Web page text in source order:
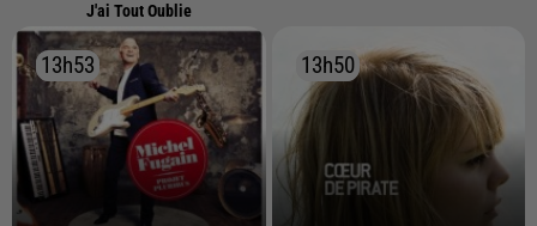
J'ai Tout Oublie
13h53
13h53 13h50
13h50